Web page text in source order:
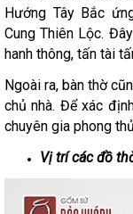
Hướng Tây Bắc
Cung Thiên Lộc.
hanh thông, tấn tài
Ngoài ra, bàn thờ
chủ nhà. Để xác
chuyên gia phong
Vị trí các đồ